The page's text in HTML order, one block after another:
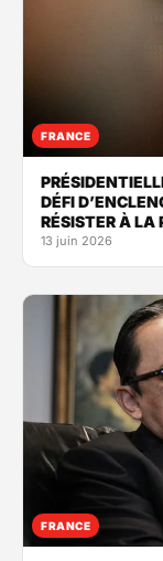
FRANCE
DÉFI
RÉSISTER À LA
13 juin 2026
FRANCE